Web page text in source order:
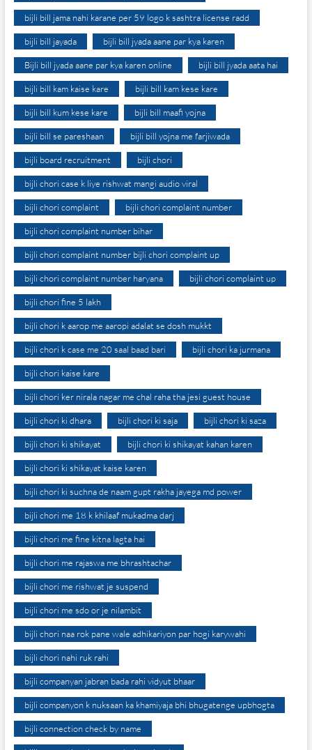
bijli bill jama nahi karane per 59 logo k sashtra license radd
bijli bill jayada bijli bill jyada aane par kya karen
Bijli bill jyada aane par kya karen online bijli bill jyada aata hai
bijli bill kam kaise kare bijli bill kam kese kare
bijli bill kum kese kare bijli bill maafi yojna
bijli bill se pareshaan bijli bill yojna me farjiwada
bijli board recruitment bijli chori
bijli chori case k liye rishwat mangi audio viral
bijli chori complaint bijli chori complaint number
bijli chori complaint number bihar
bijli chori complaint number bijli chori complaint up
bijli chori complaint number haryana bijli chori complaint up
bijli chori fine 5 lakh
bijli chori k aarop me aaropi adalat se dosh mukkt
bijli chori k case me 20 saal baad bari bijli chori ka jurmana
bijli chori kaise kare
bijli chori ker nirala nagar me chal raha tha jesi guest house
bijli chori ki dhara bijli chori ki saja bijli chori ki saza
bijli chori ki shikayat bijli chori ki shikayat kahan karen
bijli chori ki shikayat kaise karen
bijli chori ki suchna de naam gupt rakha jayega md power
bijli chori me 18 k khilaaf mukadma darj
bijli chori me fine kitna lagta hai
bijli chori me rajaswa me bhrashtachar
bijli chori me rishwat je suspend
bijli chori me sdo or je nilambit
bijli chori naa rok pane wale adhikariyon par hogi karywahi
bijli chori nahi ruk rahi
bijli companyan jabran bada rahi vidyut bhaar
bijli companyon k nuksaan ka khamiyaja bhi bhugatenge upbhogta
bijli connection check by name